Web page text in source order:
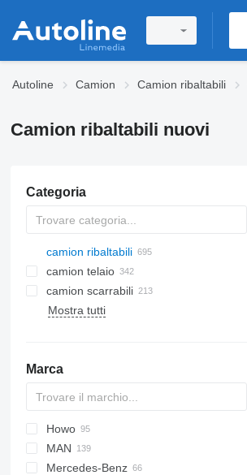
Autoline Camion Camion ribaltabili
Camion ribaltabili nuovi
Categoria
camion ribaltabili
camion telaio
camion scarrabili
Mostra tutti
Marca
HD
XB
XD
XF
Novus
TDK
3542D
Cargo
L-series
Auman
BJ
Howo
A-series
Daily
EuroCargo
M-Series
N-Series
6520
MAN
TGA
5340
Mercedes-Benz